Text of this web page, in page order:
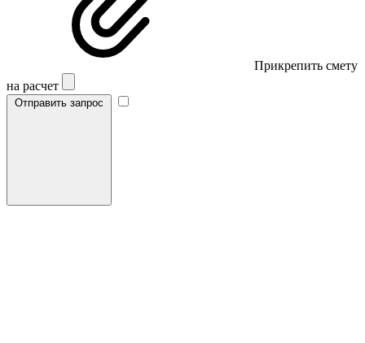
Прикрепить смету
на расчет
Отправить запрос